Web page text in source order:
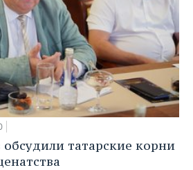
татарские корни